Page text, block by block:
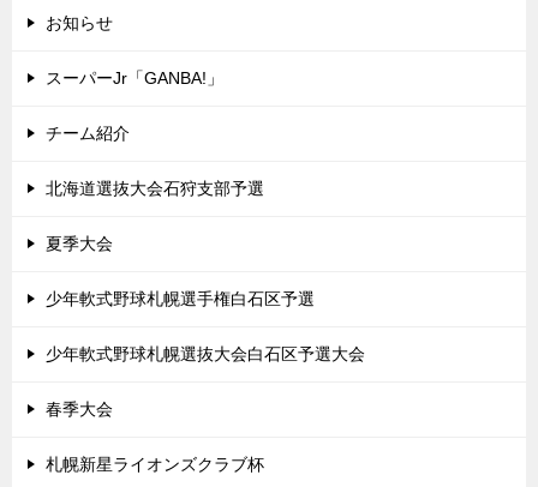
お知らせ
スーパーJr「GANBA!」
チーム紹介
北海道選抜大会石狩支部予選
夏季大会
少年軟式野球札幌選手権白石区予選
少年軟式野球札幌選抜大会白石区予選大会
春季大会
札幌新星ライオンズクラブ杯